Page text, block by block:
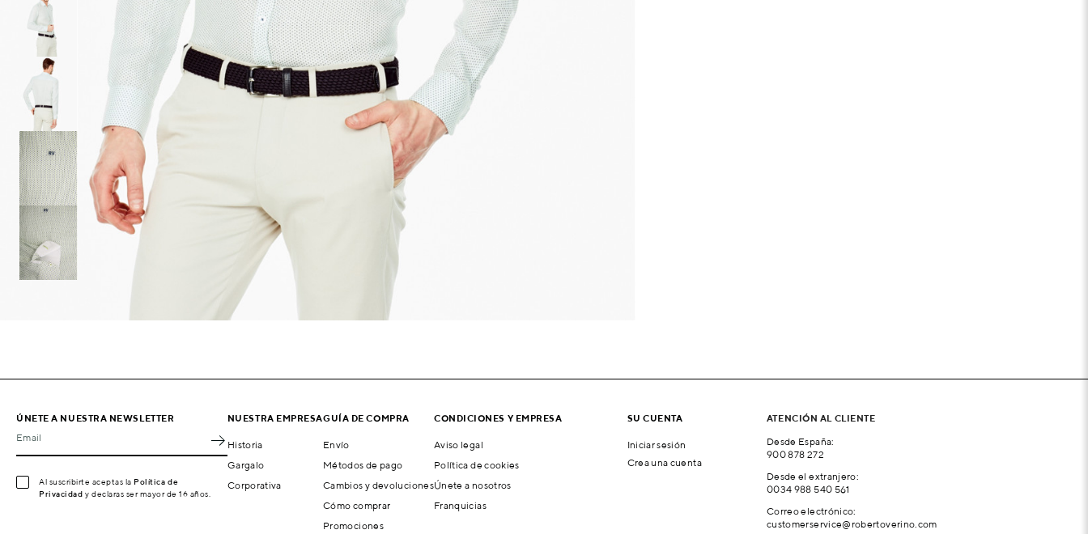
ÚNETE A NUESTRA NEWSLETTER
Email
Al suscribirte aceptas la Política de
Privacidad y declaras ser mayor de 16 años.
NUESTRA EMPRESA
Historia
Gargalo
Corporativa
GUÍA DE COMPRA
Envío
Métodos de pago
Cambios y devoluciones
Cómo comprar
Promociones
CONDICIONES Y EMPRESA
Aviso legal
Política de cookies
Únete a nosotros
Franquicias
SU CUENTA
Iniciar sesión
Crea una cuenta
ATENCIÓN AL CLIENTE
Desde España:
900 878 272
Desde el extranjero:
0034 988 540 561
Correo electrónico:
customerservice@robertoverino.com